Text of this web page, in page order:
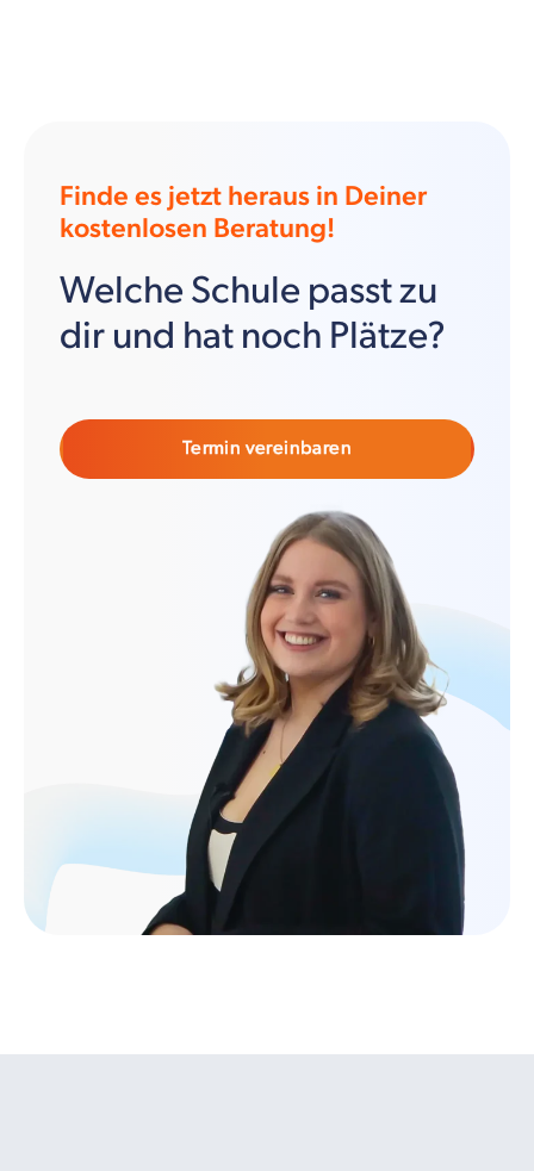
Finde es jetzt heraus in Deiner
kostenlosen Beratung!
Welche Schule passt zu
dir und hat noch Plätze?
Termin vereinbaren